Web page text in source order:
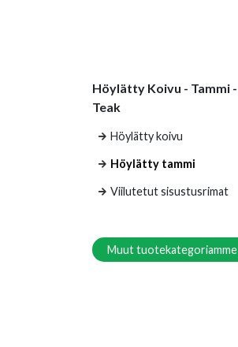
Höylätty Koivu - Tammi -
Teak
Höylätty koivu
Höylätty tammi
Viilutetut sisustusrimat
Muut tuotekategoriamme